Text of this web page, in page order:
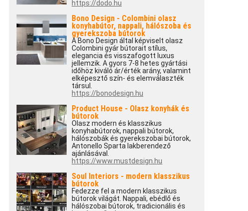
https://dodo.hu
Bono Design - Colombini olasz
konyhabútor, nappali, hálószoba és
gyerekszoba bútorok
A Bono Design által képviselt olasz
Colombini gyár bútorait stílus,
elegancia és visszafogott luxus
jellemzik. A gyors 7-8 hetes gyártási
időhöz kiváló ár/érték arány, valamint
elképesztő szín- és elemválaszték
társul.
https://bonodesign.hu
Product House - Olasz konyhák és
bútorok
Olasz modern és klasszikus
konyhabútorok, nappali bútorok,
hálószobák és gyerekszobai bútorok,
Antonello Sparta lakberendező
ajánlásával.
https://www.mustdesign.hu
Soul Interiors - modern klasszikus
bútorok
Fedezze fel a modern klasszikus
bútorok világát. Nappali, ebédlő és
hálószobai bútorok, tradicionális és